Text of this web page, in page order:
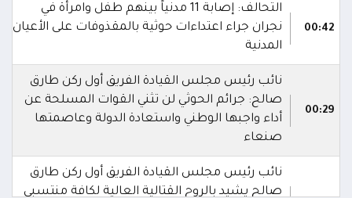
00:42
التحالف: إصابة 11 مدنياً بينهم طفل وامرأة في
نجران جراء اعتداءات حوثية بالمقذوفات على الأعيان
المدنية
00:29
نائب رئيس مجلس القيادة الفريق أول ركن طارق
صالح: جرائم الحوثي لن تثني القوات المسلحة عن
أداء واجبها الوطني واستعادة الدولة وعاصمتها
صنعاء
نائب رئيس مجلس القيادة الفريق أول ركن طارق
صالح يشيد بالروح القتالية العالية لكافة منتسبي